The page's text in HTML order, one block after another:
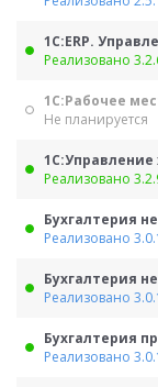
1С:ERP.
Реализовано
1С:Рабочее
Не планируется
1С:Управление
Реализовано
Бухгалтерия
Реализовано
Бухгалтерия
Реализовано
Бухгалтерия
Реализовано